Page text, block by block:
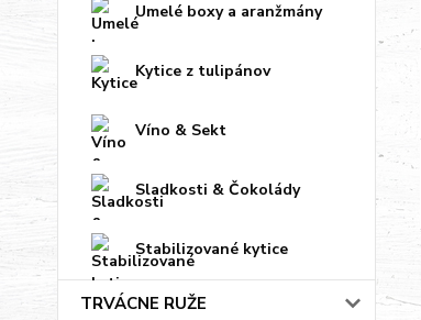
Umelé boxy a aranžmány
Kytice z tulipánov
Víno & Sekt
Sladkosti & Čokolády
Stabilizované kytice
TRVÁCNE RUŽE